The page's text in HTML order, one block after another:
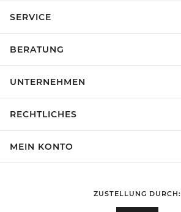
SERVICE
BERATUNG
UNTERNEHMEN
RECHTLICHES
MEIN KONTO
ZUSTELLUNG DURCH: